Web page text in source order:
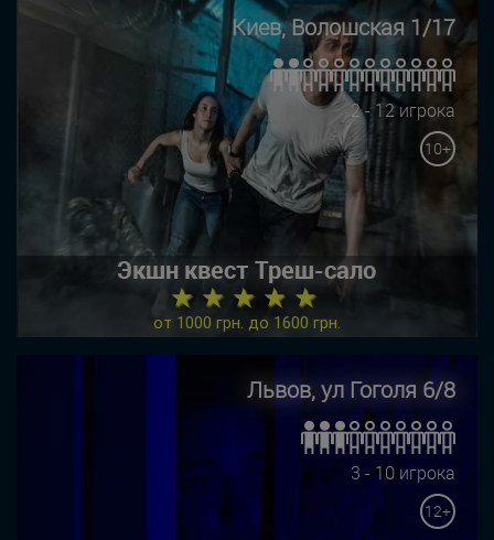
Киев, Волошская 1/17
2 - 12 игрока
10+
Экшн квест Треш-сало
★ ★ ★ ★ ★
от 1000 грн. до 1600 грн.
Львов, ул Гоголя 6/8
3 - 10 игрока
12+